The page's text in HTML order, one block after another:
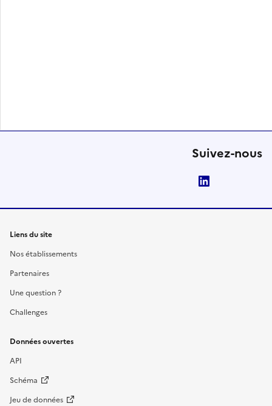
Suivez-nous
Liens du site
Nos établissements
Partenaires
Une question ?
Challenges
Données ouvertes
API
Schéma
Jeu de données